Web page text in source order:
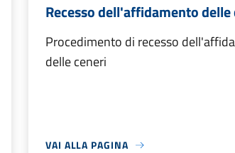
Recesso dell'affidamento delle
Procedimento di recesso
delle ceneri
VAI ALLA PAGINA